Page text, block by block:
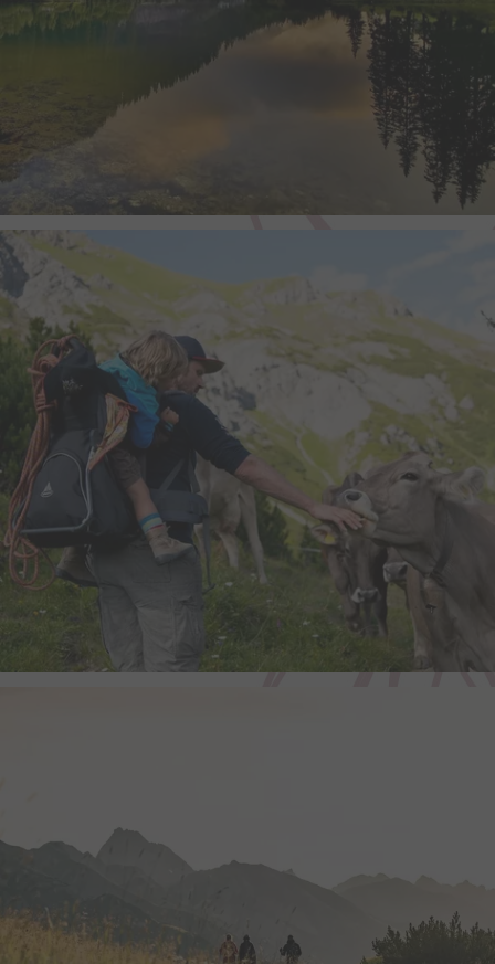
eingebetteten
Dieses Cookie
des Benutzers für den
eingebetteten
yt-remote-connected-devices
Dieses Cookie
des Benutzers für den
eingebetteten
yt-remote-device-id
Dieses Cookie
yt-remote-fast-check-period
des Benutzers für den
eingebetteten
yt-remote-session-app
des Benutzers für den
eingebetteten
yt-remote-session-name
Dieses Cookie
des Benutzers für den
eingebetteten
yt-player-headers-readable
Dieser Cookie wird
optimale Videoqualität
Geräte- und
Besuchers zu ermitteln.